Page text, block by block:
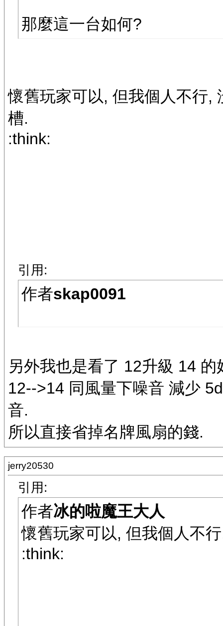
那麼這一台如何?
懷舊玩家可以, 但我個人不行,
槽.
:think:
引用:
作者skap0091
另外我也是看了 12升級 14
12-->14 同風量下噪音 減少
音.
所以直接省掉名牌風扇的錢.
jerry20530
引用:
作者冰的啦魔王大人
懷舊玩家可以, 但我個人不
:think: